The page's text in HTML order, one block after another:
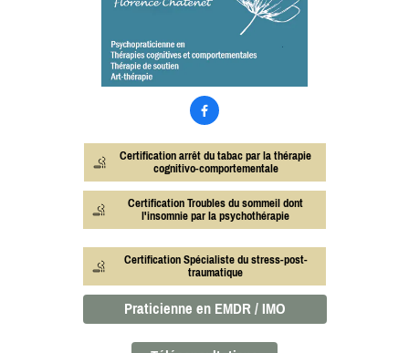

Certification arrêt du tabac par la thérapie
cognitivo-comportementale
Certification Troubles du sommeil dont
l'insomnie par la psychothérapie
Certification Spécialiste du stress-post-
traumatique
Praticienne en EMDR / IMO